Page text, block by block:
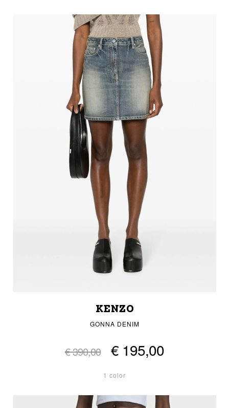
KENZO
GONNA DENIM
€ 390,00 € 195,00
1 color